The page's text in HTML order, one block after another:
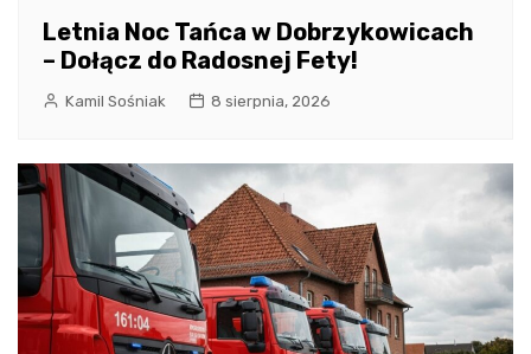
Letnia Noc Tańca w Dobrzykowicach
– Dołącz do Radosnej Fety!
Kamil Sośniak 8 sierpnia, 2026